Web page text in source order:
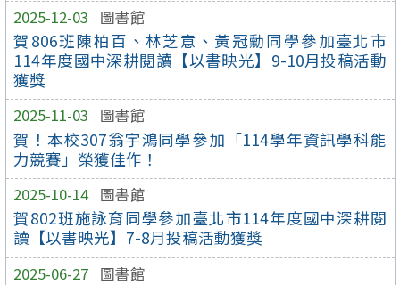
2025-12-03 圖書館
賀806班陳柏百、林芝意、黃冠勳同學參加臺北市
114年度國中深耕閱讀【以書映光】9-10月投稿活動
獲獎
2025-11-03 圖書館
賀！本校307翁宇鴻同學參加「114學年資訊學科能
力競賽」榮獲佳作！
2025-10-14 圖書館
賀802班施詠育同學參加臺北市114年度國中深耕閱
讀【以書映光】7-8月投稿活動獲獎
2025-06-27 圖書館